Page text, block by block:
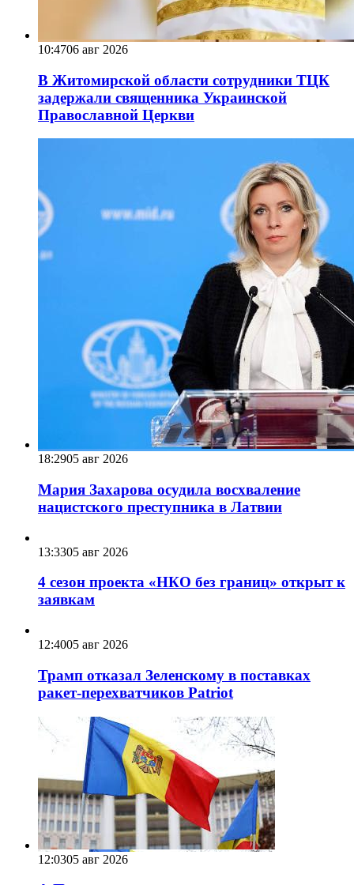
10:4706 авг 2026
В Житомирской области сотрудники ТЦК
задержали священника Украинской
Православной Церкви
18:2905 авг 2026
Мария Захарова осудила восхваление
нацистского преступника в Латвии
13:3305 авг 2026
4 сезон проекта «НКО без границ» открыт к
заявкам
12:4005 авг 2026
Трамп отказал Зеленскому в поставках
ракет-перехватчиков Patriot
12:0305 авг 2026